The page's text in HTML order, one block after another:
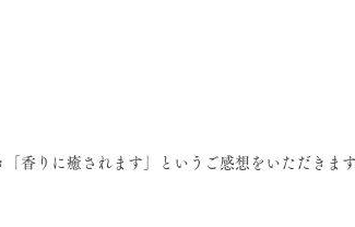
香りに癒されます」というご感想をいただきま